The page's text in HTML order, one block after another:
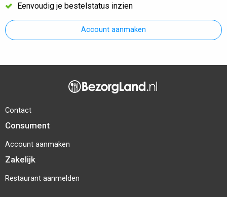
Eenvoudig je bestelstatus inzien
Account aanmaken
Contact
Consument
Account aanmaken
Zakelijk
Restaurant aanmelden